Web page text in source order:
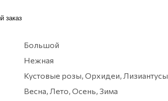
заказ
Большой
Нежная
Кустовые розы, Орхидеи, Лизиантусы
Весна, Лето, Осень, Зима